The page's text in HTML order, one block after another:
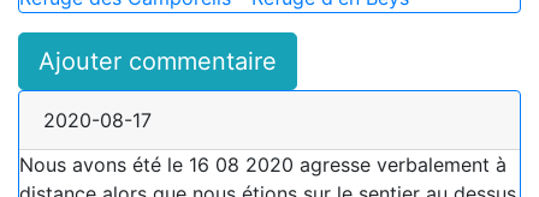
Ajouter commentaire
2020-08-17
Nous avons été le 16 08 2020 agresse verbalement à